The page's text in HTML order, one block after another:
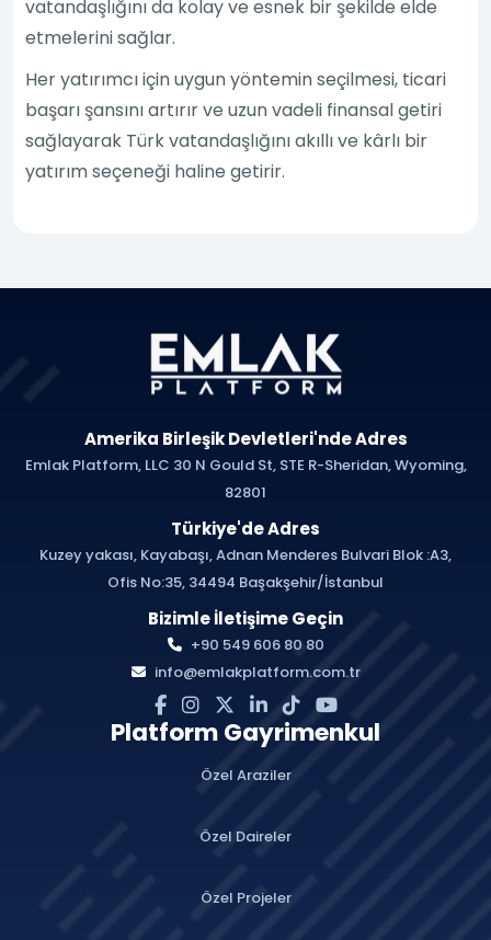
vatandaşlığını da kolay ve esnek bir şekilde elde
etmelerini sağlar.
Her yatırımcı için uygun yöntemin seçilmesi, ticari
başarı şansını artırır ve uzun vadeli finansal getiri
sağlayarak Türk vatandaşlığını akıllı ve kârlı bir
yatırım seçeneği haline getirir.
Amerika Birleşik Devletleri'nde Adres
Emlak Platform, LLC 30 N Gould St, STE R-Sheridan, Wyoming,
82801
Türkiye'de Adres
Kuzey yakası, Kayabaşı, Adnan Menderes Bulvari Blok :A3,
Ofis No:35, 34494 Başakşehir/İstanbul
Bizimle İletişime Geçin
+90 549 606 80 80
info@emlakplatform.com.tr
Platform Gayrimenkul
Özel Araziler
Özel Daireler
Özel Projeler